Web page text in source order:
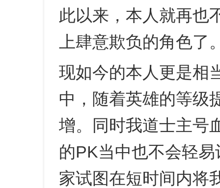
此以来，本人就再也
上肆意欺负的角色了
现如今的本人更是相
中，随着英雄的等级
增。同时我道士主号
的PK当中也不会轻
家试图在短时间内将